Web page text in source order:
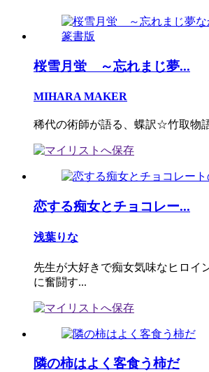
桜雪月蛍 ～忘れまじ夢...
MIHARA MAKER
稀代の術師が語る、蝶訳☆竹取物語
恋する痴女とチョコレー...
浅葉りな
先生が大好きで痴女気味なヒロイ
に奮闘す...
隣の柿はよく客食う柿だ